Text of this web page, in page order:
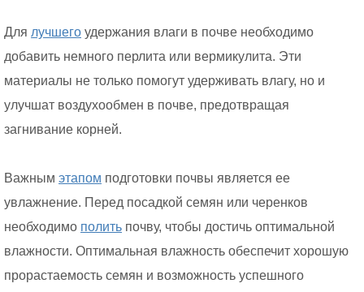
Для лучшего удержания влаги в почве необходимо
добавить немного перлита или вермикулита. Эти
материалы не только помогут удерживать влагу, но и
улучшат воздухообмен в почве, предотвращая
загнивание корней.
Важным этапом подготовки почвы является ее
увлажнение. Перед посадкой семян или черенков
необходимо полить почву, чтобы достичь оптимальной
влажности. Оптимальная влажность обеспечит хорошую
прорастаемость семян и возможность успешного